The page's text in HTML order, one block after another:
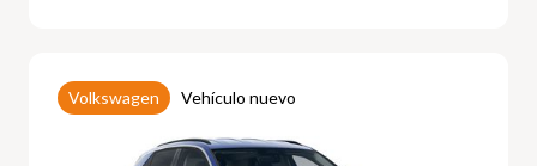
Volkswagen Vehículo nuevo